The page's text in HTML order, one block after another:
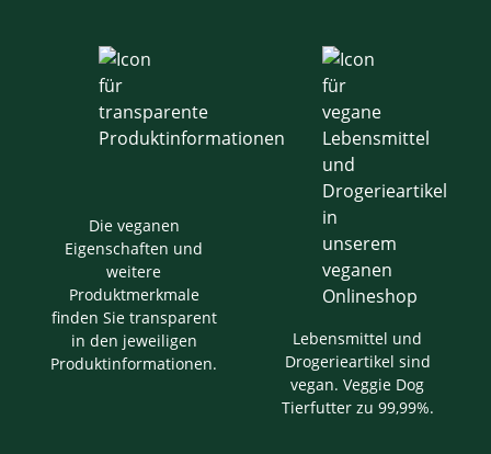
Die veganen
Eigenschaften und
weitere
Produktmerkmale
finden Sie transparent
in den jeweiligen
Produktinformationen.
Lebensmittel und
Drogerieartikel sind
vegan. Veggie Dog
Tierfutter zu 99,99%.